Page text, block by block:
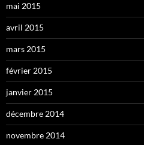
mai 2015
avril 2015
mars 2015
février 2015
janvier 2015
décembre 2014
novembre 2014